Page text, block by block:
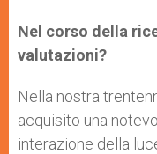
Nel corso della
valutazioni?
Nella nostra
acquisito una
interazione della